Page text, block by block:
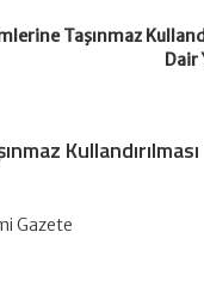
Taşınmaz
Kullandırılması
Gazete